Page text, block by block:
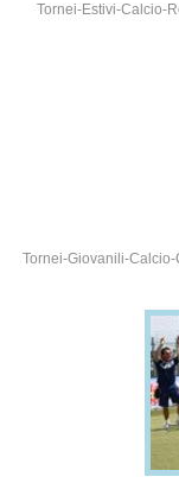
Tornei-Estivi-Calcio-
Tornei-Giovanili-